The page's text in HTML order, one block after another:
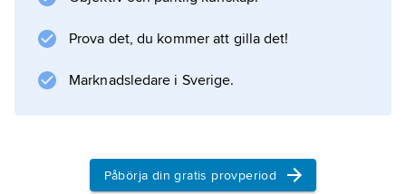
växer ofta i ädellövskog, ca 3–4 cm under
markytan.
Prova det, du kommer att gilla det!
Marknadsledare i Sverige.
Påbörja din gratis provperiod